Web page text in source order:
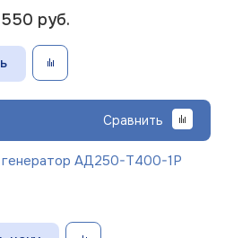
руб.
Сравнить
АД250-Т400-1Р